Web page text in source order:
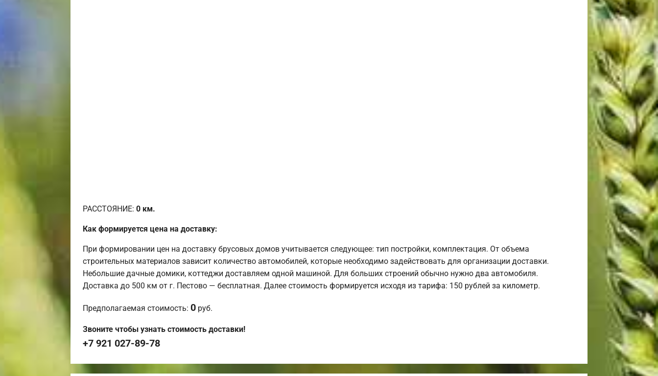
РАССТОЯНИЕ: 0 км.
Как формируется цена на доставку:
При формировании цен на доставку брусовых домов учитывается следующее: тип постройки, комплектация. От объема
строительных материалов зависит количество автомобилей, которые необходимо задействовать для организации доставки.
Небольшие дачные домики, коттеджи доставляем одной машиной. Для больших строений обычно нужно два автомобиля.
Доставка до 500 км от г. Пестово — бесплатная. Далее стоимость формируется исходя из тарифа: 150 рублей за километр.
Предполагаемая стоимость: 0 руб.
Звоните чтобы узнать стоимость доставки!
+7 921 027-89-78